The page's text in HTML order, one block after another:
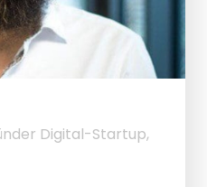
Digital-Startup,